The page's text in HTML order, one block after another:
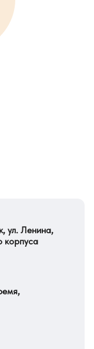
ул. Ленина,
корпуса